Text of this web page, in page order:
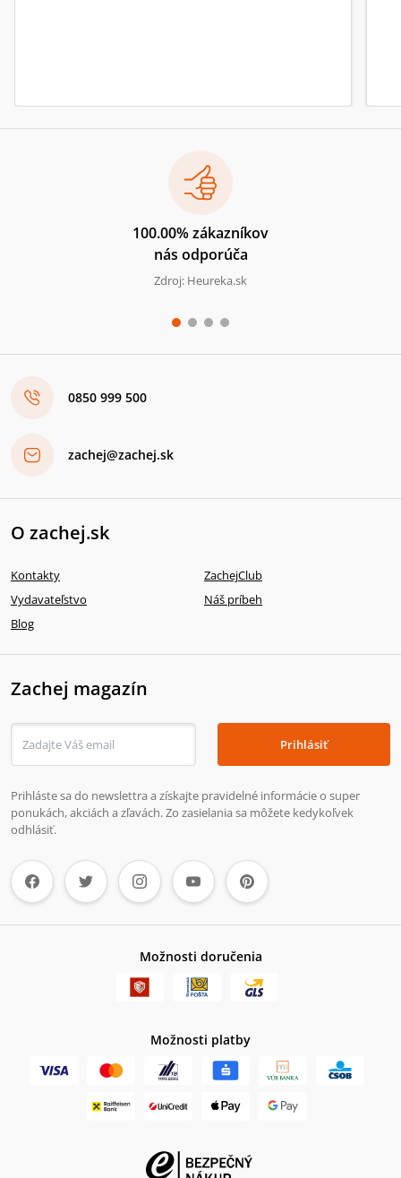
100.00% zákazníkov
nás odporúča
Zdroj: Heureka.sk
0850 999 500
zachej@zachej.sk
O zachej.sk
Kontakty
ZachejClub
Vydavateľstvo
Náš príbeh
Blog
Zachej magazín
Prihlásiť
Prihláste sa do newslettra a získajte pravidelné informácie o super
ponukách, akciách a zľavách. Zo zasielania sa môžete kedykoľvek
odhlásiť.
Možnosti doručenia
Možnosti platby